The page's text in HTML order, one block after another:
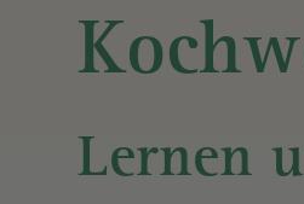
STELLPLATZ
BULLI
KONFERENZRÄUME
Lernen